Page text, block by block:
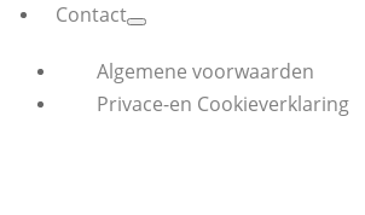
Contact
Algemene voorwaarden
Privace-en Cookieverklaring